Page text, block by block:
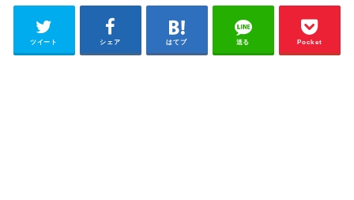
ツイート シェア はてブ 送る Pocket